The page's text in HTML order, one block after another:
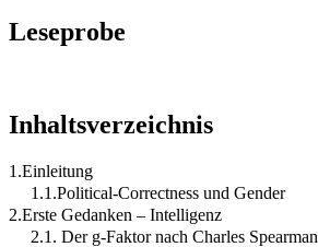
Leseprobe
Inhaltsverzeichnis
1.Einleitung
1.1.Political-Correctness und Gender
2.Erste Gedanken – Intelligenz
2.1. Der g-Faktor nach Charles Spearman